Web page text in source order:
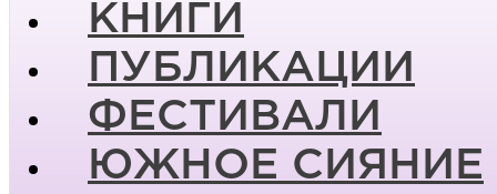
КНИГИ
ПУБЛИКАЦИИ
ФЕСТИВАЛИ
ЮЖНОЕ СИЯНИЕ